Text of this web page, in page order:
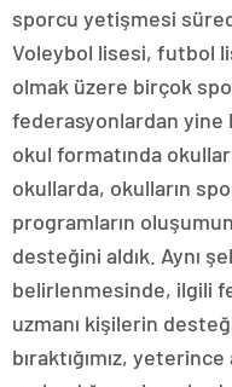
sporcu yetişmesi
Voleybol lisesi, futbol
olmak üzere birçok
federasyonlardan
okul formatında
okullarda, okulların
programların
desteğini aldık. Aynı
belirlenmesinde, ilgili
uzmanı kişilerin
bıraktığımız,